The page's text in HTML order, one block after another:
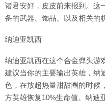
诸君安好，皮皮前来报到。这
备的武器、饰品、以及相关的
纳迪亚凯西
纳迪亚凯西在这个合金弹头游
建议当你的主要输出英雄，纳
色，在放超热量甜甜圈的时候
方英雄恢复10%生命值。纳迪